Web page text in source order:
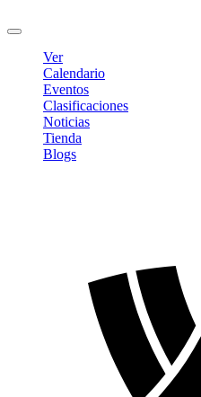
Ver
Calendario
Eventos
Clasificaciones
Noticias
Tienda
Blogs